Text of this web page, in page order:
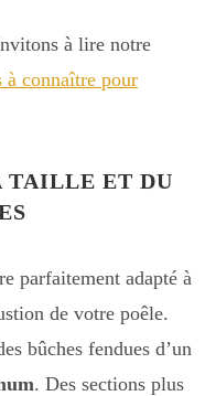
à lire notre
à connaître pour
TAILLE ET DU
parfaitement adapté à
de votre poêle.
bûches fendues d’un
. Des sections plus